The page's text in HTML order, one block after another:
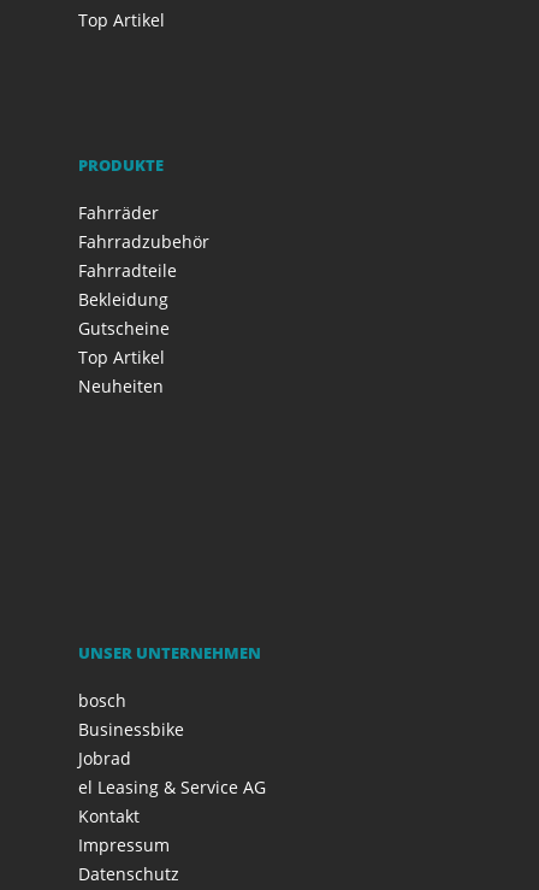
Top Artikel
PRODUKTE
Fahrräder
Fahrradzubehör
Fahrradteile
Bekleidung
Gutscheine
Top Artikel
Neuheiten
UNSER UNTERNEHMEN
bosch
Businessbike
Jobrad
el Leasing & Service AG
Kontakt
Impressum
Datenschutz